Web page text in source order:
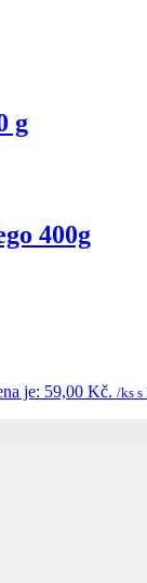
g
400g
je: 59,00 Kč. /ks s